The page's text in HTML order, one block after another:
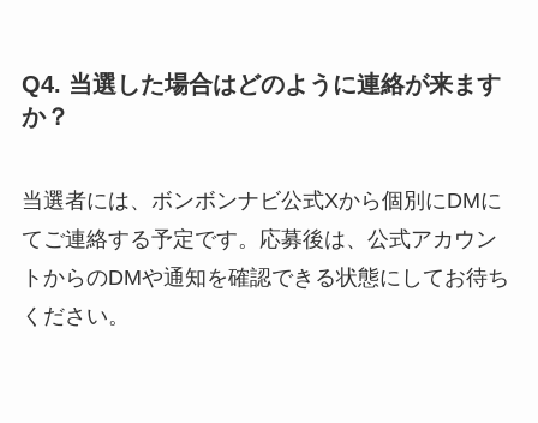
Q4. 当選した場合はどのように連絡が来ます
か？
当選者には、ボンボンナビ公式Xから個別にDMに
てご連絡する予定です。応募後は、公式アカウン
トからのDMや通知を確認できる状態にしてお待ち
ください。